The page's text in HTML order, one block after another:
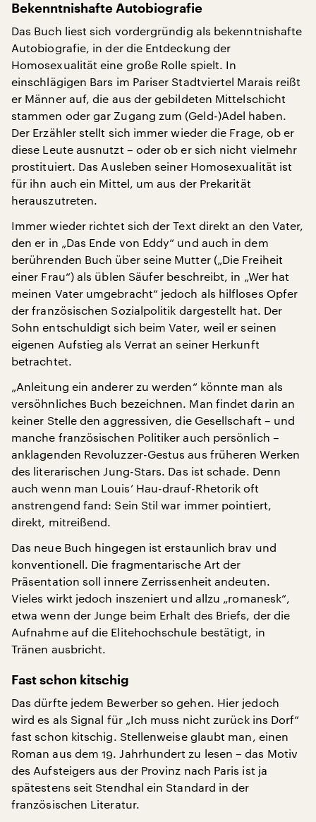
Bekenntnishafte Autobiografie
Das Buch liest sich vordergründig als bekenntnishafte
Autobiografie, in der die Entdeckung der
Homosexualität eine große Rolle spielt. In
einschlägigen Bars im Pariser Stadtviertel Marais reißt
er Männer auf, die aus der gebildeten Mittelschicht
stammen oder gar Zugang zum (Geld-)Adel haben.
Der Erzähler stellt sich immer wieder die Frage, ob er
diese Leute ausnutzt – oder ob er sich nicht vielmehr
prostituiert. Das Ausleben seiner Homosexualität ist
für ihn auch ein Mittel, um aus der Prekarität
herauszutreten.
Immer wieder richtet sich der Text direkt an den Vater,
den er in „Das Ende von Eddy“ und auch in dem
berührenden Buch über seine Mutter („Die Freiheit
einer Frau“) als üblen Säufer beschreibt, in „Wer hat
meinen Vater umgebracht“ jedoch als hilfloses Opfer
der französischen Sozialpolitik dargestellt hat. Der
Sohn entschuldigt sich beim Vater, weil er seinen
eigenen Aufstieg als Verrat an seiner Herkunft
betrachtet.
„Anleitung ein anderer zu werden“ könnte man als
versöhnliches Buch bezeichnen. Man findet darin an
keiner Stelle den aggressiven, die Gesellschaft – und
manche französischen Politiker auch persönlich –
anklagenden Revoluzzer-Gestus aus früheren Werken
des literarischen Jung-Stars. Das ist schade. Denn
auch wenn man Louis’ Hau-drauf-Rhetorik oft
anstrengend fand: Sein Stil war immer pointiert,
direkt, mitreißend.
Das neue Buch hingegen ist erstaunlich brav und
konventionell. Die fragmentarische Art der
Präsentation soll innere Zerrissenheit andeuten.
Vieles wirkt jedoch inszeniert und allzu „romanesk“,
etwa wenn der Junge beim Erhalt des Briefs, der die
Aufnahme auf die Elitehochschule bestätigt, in
Tränen ausbricht.
Fast schon kitschig
Das dürfte jedem Bewerber so gehen. Hier jedoch
wird es als Signal für „Ich muss nicht zurück ins Dorf“
fast schon kitschig. Stellenweise glaubt man, einen
Roman aus dem 19. Jahrhundert zu lesen – das Motiv
des Aufsteigers aus der Provinz nach Paris ist ja
spätestens seit Stendhal ein Standard in der
französischen Literatur.